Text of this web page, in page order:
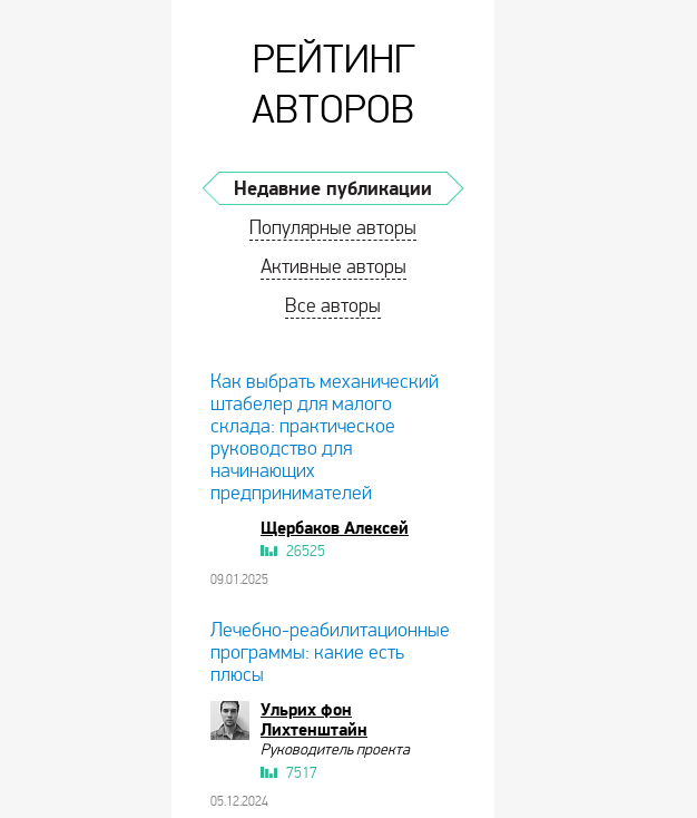
РЕЙТИНГ
АВТОРОВ
Недавние публикации
Популярные авторы
Активные авторы
Все авторы
Как выбрать механический
штабелер для малого
склада: практическое
руководство для
начинающих
предпринимателей
Щербаков Алексей
26525
09.01.2025
Лечебно-реабилитационные
программы: какие есть
плюсы
Ульрих фон
Лихтенштайн
Руководитель проекта
7517
05.12.2024